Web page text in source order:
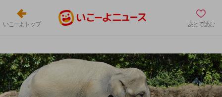
いこーよトップ あとで読む